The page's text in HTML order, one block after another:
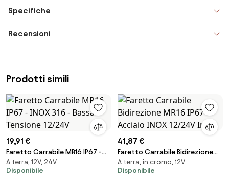
Specifiche
Recensioni
Prodotti simili
19,91 €
Faretto Carrabile MR16 IP67 -
INOX 316 - Bassa Tensione
12/24V
A terra, 12V, 24V
Disponibile
41,87 €
Faretto Carrabile Bidirezione
MR16 IP67 Acciaio INOX 12/24V
Inox
A terra, in cromo, 12V
Disponibile